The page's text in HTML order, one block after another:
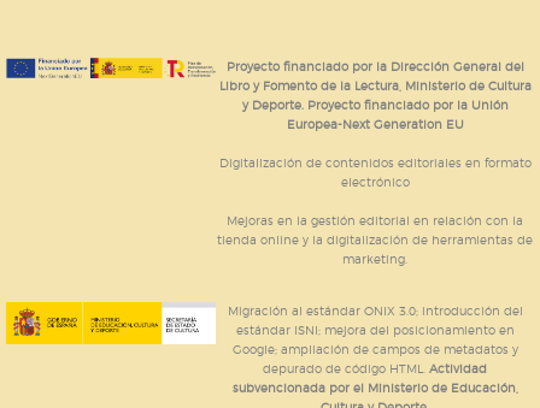
Proyecto financiado por la Dirección General del
Libro y Fomento de la Lectura, Ministerio de Cultura
y Deporte. Proyecto financiado por la Unión
Europea-Next Generation EU
Digitalización de contenidos editoriales en formato
electrónico
Mejoras en la gestión editorial en relación con la
tienda online y la digitalización de herramientas de
marketing.
Migración al estándar ONIX 3.0; introducción del
estándar ISNI; mejora del posicionamiento en
Google; ampliación de campos de metadatos y
depurado de código HTML.Actividad
subvencionada por el Ministerio de Educación,